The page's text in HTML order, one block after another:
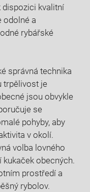
dispozici ⁣kvalitní
odolné a
rybářské
správná technika
trpělivost je
jsou obvykle
se
pohyby, aby
v okolí.
volba lovného
obecných.
prostředí a
rybolov.